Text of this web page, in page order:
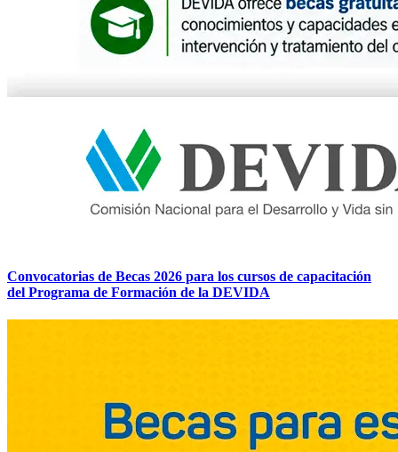
Convocatorias de Becas 2026 para los cursos de capacitación
del Programa de Formación de la DEVIDA